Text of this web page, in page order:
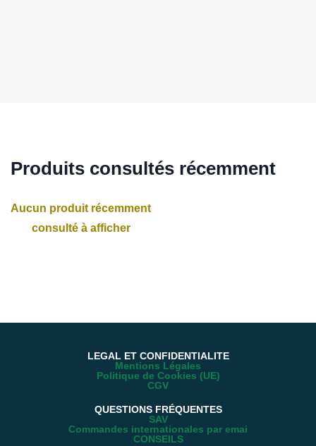
Produits consultés récemment
Aucun produit récemment
consulté à afficher
LEGAL ET CONFIDENTIALITE
Mentions Légales
Politique de Cookies (UE)
CGV
QUESTIONS FRÉQUENTES
SAV
Commandes internationales par emai
CONSEILS